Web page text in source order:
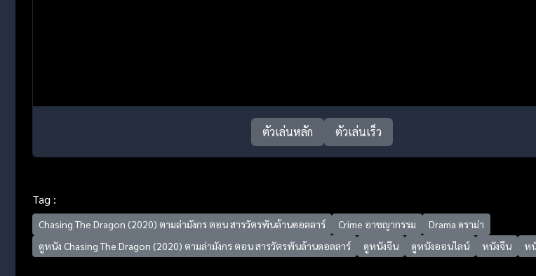
ตัวเล่นหลัก ตัวเล่นเร็ว
Tag :
Chasing The Dragon (2020) ตามล่ามังกร ตอน สารวัตรพันล้านดอลลาร์ Crime อาชญากรรม
Drama ดราม่า
ดูหนัง Chasing The Dragon (2020) ตามล่ามังกร ตอน สารวัตรพันล้านดอลลาร์
ดูหนังจีน ดูหนังออนไลน์ หนังจีน ห